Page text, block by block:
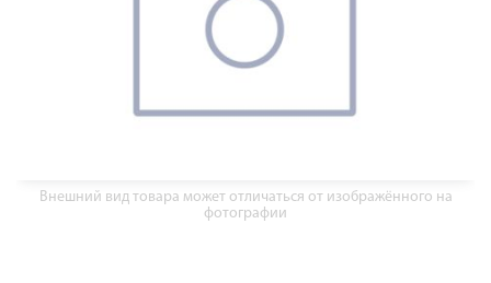
Внешний вид товара может отличаться от изображённого на
фотографии